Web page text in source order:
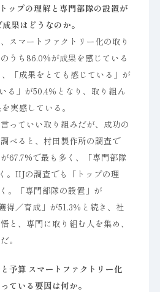
ップの理解と専門部隊の設置が
果はどうなのか。
スマートファクトリー化の取り
うち86.0%が成果を感じている
「成果をとても感じている」が
る」が50.4％となり、取り組ん
実感している。
っていい取り組みだが、成功の
べると、村田製作所の調査で
67.7%で最も多く、「専門部隊
。IIJの調査でも「トップの理
。「専門部隊の設置」が
得／育成」が51.3％と続き、社
と、専門に取り組む人を集め、
。
予算 スマートファクトリー化
ている要因は何か。